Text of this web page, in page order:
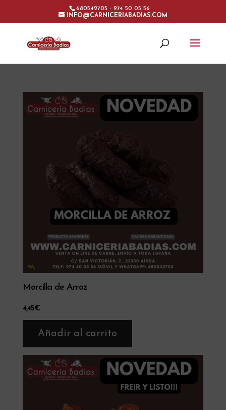
680542705 - 974 50 05 56
INFO@CARNICERIABADIAS.COM
Morcilla de Arroz
4,45€
Añadir al carrito